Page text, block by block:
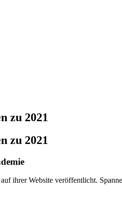
zu 2021
zu 2021
ihrer Website veröffentlicht.